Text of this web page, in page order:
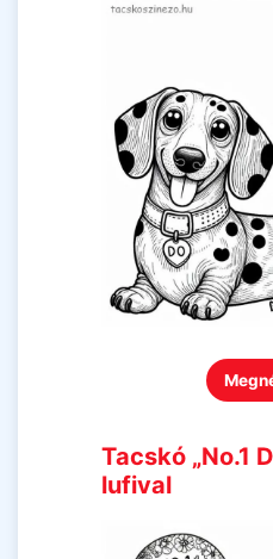
Tacskó „No.1
lufival